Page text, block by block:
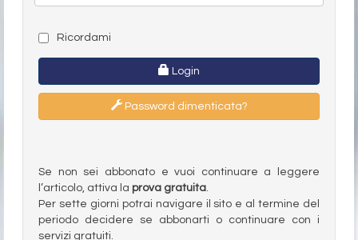
Ricordami
Login
Password dimenticata?
Se non sei abbonato e vuoi continuare a leggere
l’articolo, attiva la prova gratuita
Per sette giorni potrai navigare il sito e al termine del
periodo decidere se abbonarti o continuare con i
servizi gratuiti.